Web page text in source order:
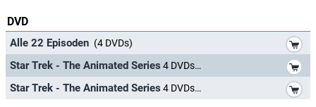
DVD
Alle 22 Episoden (4 DVDs)
Star Trek - The Animated Series 4 DVDs
Star Trek - The Animated Series 4 DVDs